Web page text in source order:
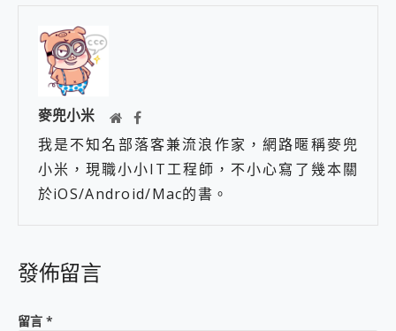
麥兜小米
我是不知名部落客兼流浪作家，網路暱稱麥兜
小米，現職小小IT工程師，不小心寫了幾本關
於iOS/Android/Mac的書。
發佈留言
留言 *